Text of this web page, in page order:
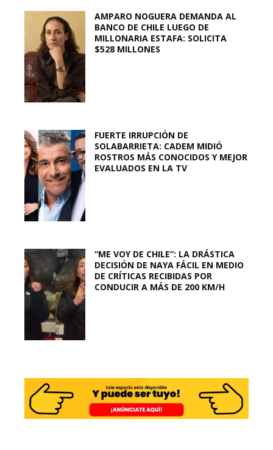
AMPARO NOGUERA DEMANDA AL
BANCO DE CHILE LUEGO DE
MILLONARIA ESTAFA: SOLICITA
$528 MILLONES
FUERTE IRRUPCIÓN DE
SOLABARRIETA: CADEM MIDIÓ
ROSTROS MÁS CONOCIDOS Y MEJOR
EVALUADOS EN LA TV
“ME VOY DE CHILE”: LA DRÁSTICA
DECISIÓN DE NAYA FÁCIL EN MEDIO
DE CRÍTICAS RECIBIDAS POR
CONDUCIR A MÁS DE 200 KM/H